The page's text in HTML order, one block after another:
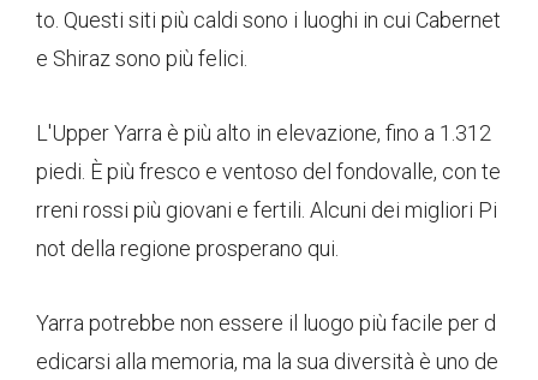
to. Questi siti più caldi sono i luoghi in cui Cabernet
e Shiraz sono più felici.
L'Upper Yarra è più alto in elevazione, fino a 1.312
piedi. È più fresco e ventoso del fondovalle, con te
rreni rossi più giovani e fertili. Alcuni dei migliori Pi
not della regione prosperano qui.
Yarra potrebbe non essere il luogo più facile per d
edicarsi alla memoria, ma la sua diversità è uno de